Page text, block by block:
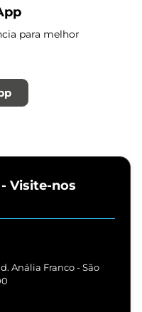
para melhor
Visite-nos
Anália Franco - São